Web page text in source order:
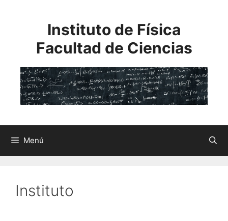
Instituto de Física
Facultad de Ciencias
Menú
Instituto